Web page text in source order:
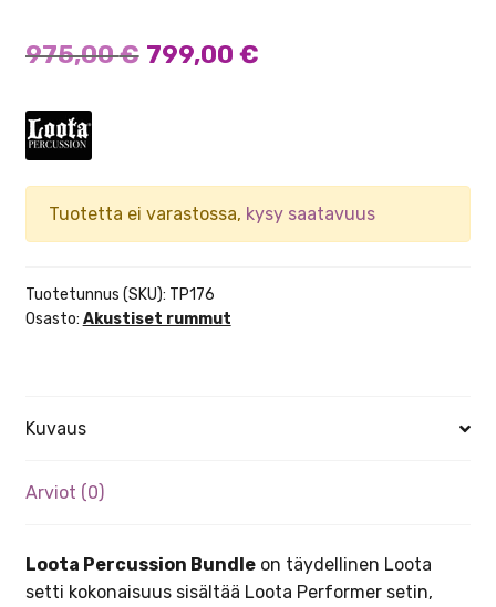
975,00€ Alkuperäinen
799,00 €Nykyinen
Tuotetta ei varastossa, kysy saatavuus
Tuotetunnus (SKU): TP176
Osasto: Akustiset rummut
Kuvaus
Arviot (0)
Loota Percussion Bundleon täydellinen Loota
setti kokonaisuus sisältää Loota Performer setin,